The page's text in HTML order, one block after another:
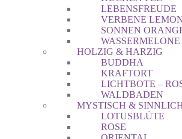
LEBENSFREUDE
VERBENE
SONNEN
WASSERMELONE
HOLZIG & HARZIG
BUDDHA
KRAFTORT
LICHTBOTE –
WALDBADEN
MYSTISCH &
LOTUSBLÜTE
ROSE